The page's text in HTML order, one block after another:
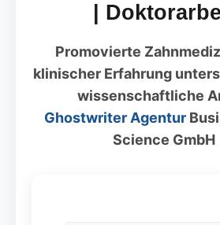
|
Promovierte
klinischer Erfahrung
wissenschaftliche
Ghostwriter Agentur
Science GmbH